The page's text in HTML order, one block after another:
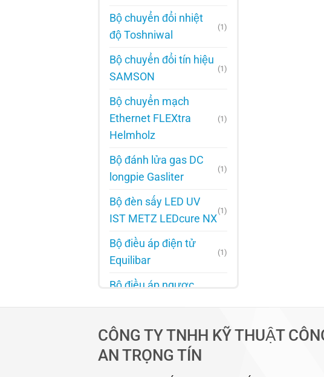
Bộ chuyển đổi nhiệt
độ Toshniwal
(1)
Bộ chuyển đổi tín hiệu
SAMSON
(1)
Bộ chuyển mạch
Ethernet FLEXtra
Helmholz
(1)
Bộ đánh lửa gas DC
longpie Gasliter
(1)
Bộ đèn sấy LED UV
IST METZ LEDcure NX
(1)
Bộ điều áp điện tử
Equilibar
(1)
Bộ điều áp ngược
Bộ điều chỉnh áp suất
Oilgear
(1)
CÔNG TY TNHH KỸ THUẬT
AN TRỌNG TÍN